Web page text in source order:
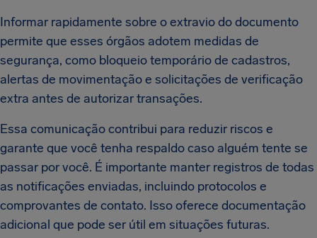
Informar rapidamente sobre o extravio do documento
permite que esses órgãos adotem medidas de
segurança, como bloqueio temporário de cadastros,
alertas de movimentação e solicitações de verificação
extra antes de autorizar transações.
Essa comunicação contribui para reduzir riscos e
garante que você tenha respaldo caso alguém tente se
passar por você. É importante manter registros de todas
as notificações enviadas, incluindo protocolos e
comprovantes de contato. Isso oferece documentação
adicional que pode ser útil em situações futuras.